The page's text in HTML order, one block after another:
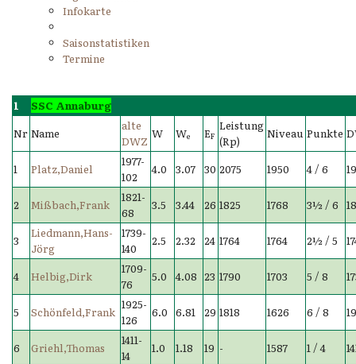
Infokarte
Saisonstatistiken
Termine
1
SSC Annaburg
Nr Name
alte
DWZ
W We EF
Leistung
(Rp)
Niveau Punkte
1 Platz,Daniel
1977-
102
4.0 3.07 30 2075 1950 4 / 6
2 Mißbach,Frank
1821-
68
3.5 3.44 26 1825 1768 3½ / 6
3
Liedmann,Hans-
Jörg
1739-
140
2.5 2.32 24 1764 1764 2½ / 5
4 Helbig,Dirk
1709-
76
5.0 4.08 23 1790 1703 5 / 8
5 Schönfeld,Frank
1925-
126
6.0 6.81 29 1818 1626 6 / 8
6 Griehl,Thomas
1411-
14
1.0 1.18 19 - 1587 1 / 4